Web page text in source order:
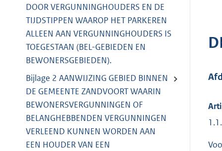
DOOR VERGUNNINGHOUDERS EN DE
TIJDSTIPPEN WAAROP HET PARKEREN
ALLEEN AAN VERGUNNINGHOUDERS IS
TOEGESTAAN (BEL-GEBIEDEN EN
BEWONERSGEBIEDEN).
Bijlage 2 AANWIJZING GEBIED BINNEN
DE GEMEENTE ZANDVOORT WAARIN
BEWONERSVERGUNNINGEN OF
BELANGHEBBENDEN VERGUNNINGEN
VERLEEND KUNNEN WORDEN AAN
EEN HOUDER VAN EEN
1.1.